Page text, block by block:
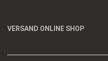
VERSAND ONLINE SHOP